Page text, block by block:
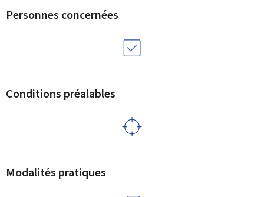
Personnes concernées
Conditions préalables
Modalités pratiques